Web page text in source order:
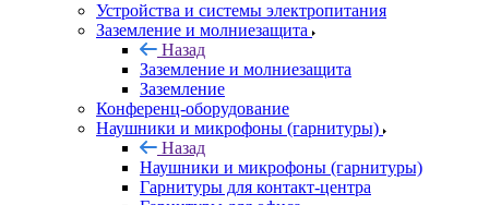
Устройства и системы электропитания
Заземление и молниезащита
Назад
Заземление и молниезащита
Заземление
Конференц-оборудование
Наушники и микрофоны (гарнитуры)
Назад
Наушники и микрофоны (гарнитуры)
Гарнитуры для контакт-центра